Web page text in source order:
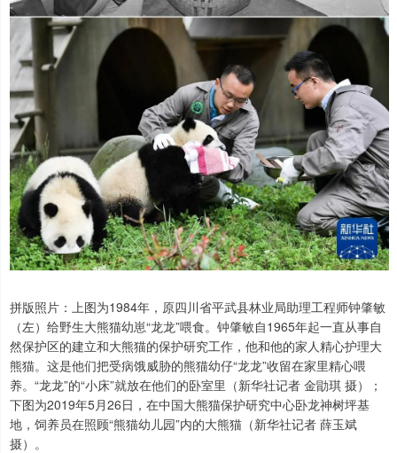
拼版照片：上图为1984年，原四川省平武县林业局助理工程师钟肇敏
（左）给野生大熊猫幼崽“龙龙”喂食。钟肇敏自1965年起一直从事自
然保护区的建立和大熊猫的保护研究工作，他和他的家人精心护理大
熊猫。这是他们把受病饿威胁的熊猫幼仔“龙龙”收留在家里精心喂
养。“龙龙”的“小床”就放在他们的卧室里（新华社记者 金勖琪 摄）；
下图为2019年5月26日，在中国大熊猫保护研究中心卧龙神树坪基
地，饲养员在照顾“熊猫幼儿园”内的大熊猫（新华社记者 薛玉斌
摄）。